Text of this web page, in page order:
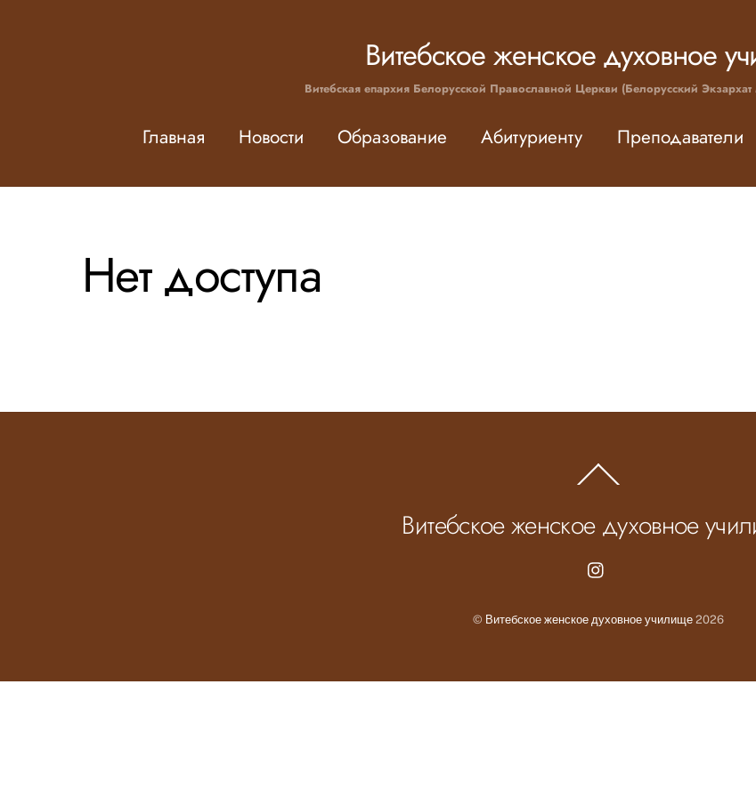
Витебское женское духовное
Витебская епархия Белорусской Православной Церкви (Белорусский
Главная Новости Образование Абитуриенту Преподаватели
Нет доступа
To
Витебское женское духовное
© Витебское женское духовное училище 2026